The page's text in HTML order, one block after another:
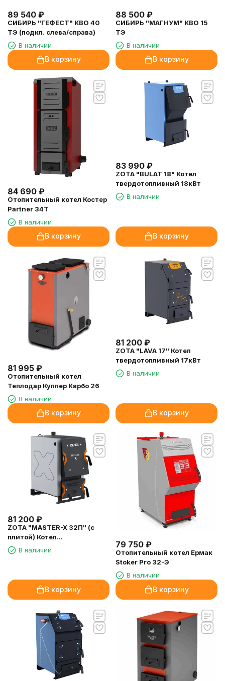
89 540 ₽
СИБИРЬ "ГЕФЕСТ" КВО 40
ТЭ (подкл. слева/справа)
В наличии
В корзину
88 500 ₽
СИБИРЬ "МАГНУМ" КВО 15
ТЭ
В наличии
В корзину
84 690 ₽
Отопительный котел Костер
Partner 34T
В наличии
В корзину
83 990 ₽
ZOTA "BULAT 18" Котел
твердотопливный 18кВт
В наличии
В корзину
81 995 ₽
Отопительный котел
Теплодар Куппер Карбо 26
В наличии
В корзину
81 200 ₽
ZOTA "LAVA 17" Котел
твердотопливный 17кВт
В наличии
В корзину
81 200 ₽
ZOTA "MASTER-X 32П" (с
плитой) Котел
твердотопливный 32кВт
В наличии
В корзину
79 750 ₽
Отопительный котел Ермак
Stoker Pro 32-Э
В наличии
В корзину